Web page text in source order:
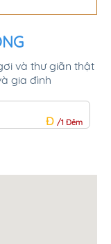
và thư giãn thật
gia đình
Đ /1 Đêm